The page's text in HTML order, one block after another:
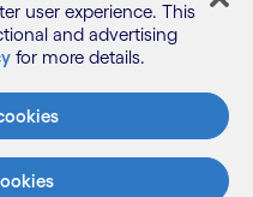
user experience. This
and advertising
for more details.